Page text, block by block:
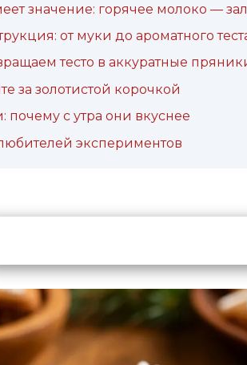
значение: горячее молоко —
от муки до ароматного
тесто в аккуратные
за золотистой корочкой
почему с утра они вкуснее
экспериментов